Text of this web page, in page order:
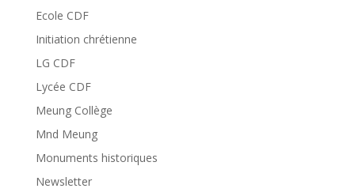
Ecole CDF
Initiation chrétienne
LG CDF
Lycée CDF
Meung Collège
Mnd Meung
Monuments historiques
Newsletter